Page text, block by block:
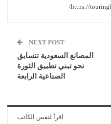
https://
NEXT POST
المصانع السعودية تتسابق
نحو تبني تطبيق الثورة
الصناعية الرابعة
اقرأ لنفس الكاتب